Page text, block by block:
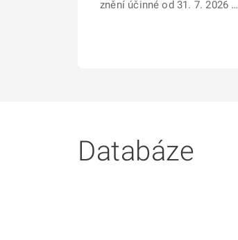
znění účinné od 31. 7. 2026 …
Databáze